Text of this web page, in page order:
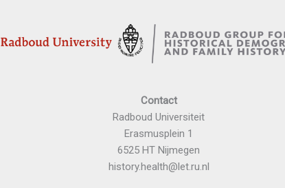
Contact
Radboud Universiteit
Erasmusplein 1
6525 HT Nijmegen
history.health@let.ru.nl